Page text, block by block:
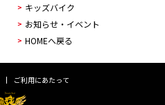
キッズバイク
お知らせ・イベント
HOMEへ戻る
ご利用にあたって